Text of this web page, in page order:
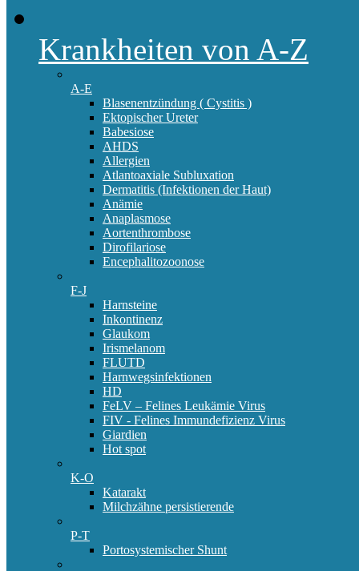
Krankheiten von A-Z
A-E
Blasenentzündung ( Cystitis )
Ektopischer Ureter
Babesiose
AHDS
Allergien
Atlantoaxiale Subluxation
Dermatitis (Infektionen der Haut)
Anämie
Anaplasmose
Aortenthrombose
Dirofilariose
Encephalitozoonose
F-J
Harnsteine
Inkontinenz
Glaukom
Irismelanom
FLUTD
Harnwegsinfektionen
HD
FeLV – Felines Leukämie Virus
FIV - Felines Immundefizienz Virus
Giardien
Hot spot
K-O
Katarakt
Milchzähne persistierende
P-T
Portosystemischer Shunt